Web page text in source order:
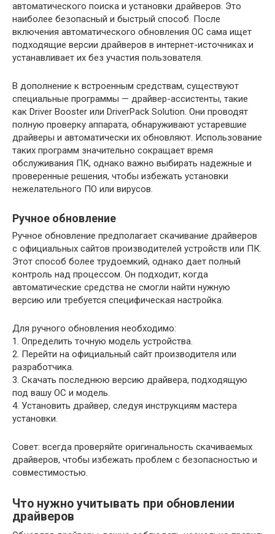
автоматического поиска и установки драйверов. Это
наиболее безопасный и быстрый способ. После
включения автоматического обновления ОС сама ищет
подходящие версии драйверов в интернет-источниках и
устанавливает их без участия пользователя.
В дополнение к встроенным средствам, существуют
специальные программы — драйвер-ассистенты, такие
как Driver Booster или DriverPack Solution. Они проводят
полную проверку аппарата, обнаруживают устаревшие
драйверы и автоматически их обновляют. Использование
таких программ значительно сокращает время
обслуживания ПК, однако важно выбирать надежные и
проверенные решения, чтобы избежать установки
нежелательного ПО или вирусов.
Ручное обновление
Ручное обновление предполагает скачивание драйверов
с официальных сайтов производителей устройств или ПК.
Этот способ более трудоемкий, однако дает полный
контроль над процессом. Он подходит, когда
автоматические средства не смогли найти нужную
версию или требуется специфическая настройка.
Для ручного обновления необходимо:
1. Определить точную модель устройства.
2. Перейти на официальный сайт производителя или
разработчика.
3. Скачать последнюю версию драйвера, подходящую
под вашу ОС и модель.
4. Установить драйвер, следуя инструкциям мастера
установки.
Совет: всегда проверяйте оригинальность скачиваемых
драйверов, чтобы избежать проблем с безопасностью и
совместимостью.
Что нужно учитывать при обновлении
драйверов